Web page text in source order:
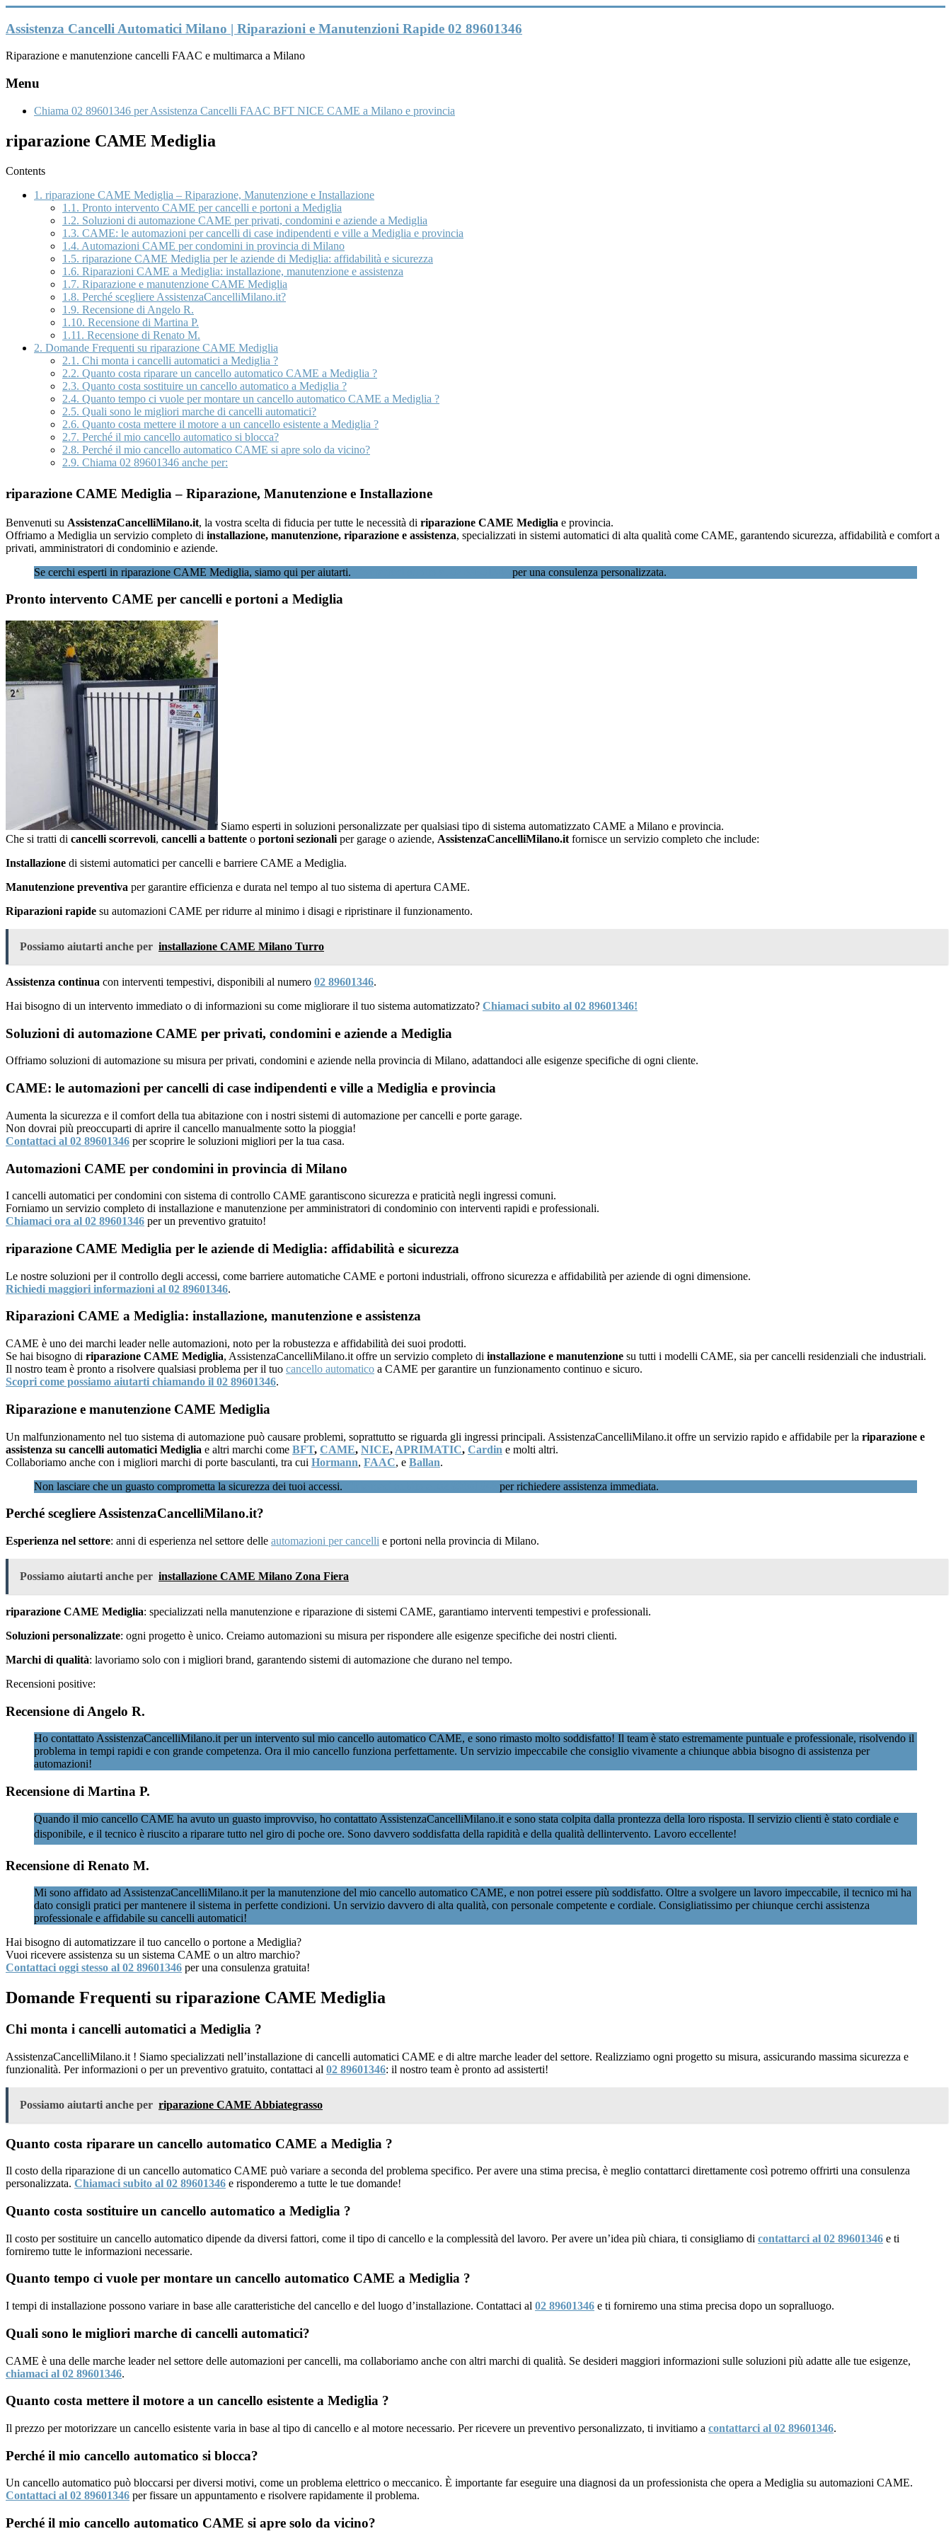
al
contenuto
Assistenza Cancelli Automatici Milano | Riparazioni e Manutenzioni Rapide 02 89601346
Riparazione e manutenzione cancelli FAAC e multimarca a Milano
Menu
Chiama 02 89601346 per Assistenza Cancelli FAAC BFT NICE CAME a Milano e provincia
riparazione CAME Mediglia
Contents
1. riparazione CAME Mediglia – Riparazione, Manutenzione e Installazione
1.1. Pronto intervento CAME per cancelli e portoni a Mediglia
1.2. Soluzioni di automazione CAME per privati, condomini e aziende a Mediglia
1.3. CAME: le automazioni per cancelli di case indipendenti e ville a Mediglia e provincia
1.4. Automazioni CAME per condomini in provincia di Milano
1.5. riparazione CAME Mediglia per le aziende di Mediglia: affidabilità e sicurezza
1.6. Riparazioni CAME a Mediglia: installazione, manutenzione e assistenza
1.7. Riparazione e manutenzione CAME Mediglia
1.8. Perché scegliere AssistenzaCancelliMilano.it?
1.9. Recensione di Angelo R.
1.10. Recensione di Martina P.
1.11. Recensione di Renato M.
2. Domande Frequenti su riparazione CAME Mediglia
2.1. Chi monta i cancelli automatici a Mediglia ?
2.2. Quanto costa riparare un cancello automatico CAME a Mediglia ?
2.3. Quanto costa sostituire un cancello automatico a Mediglia ?
2.4. Quanto tempo ci vuole per montare un cancello automatico CAME a Mediglia ?
2.5. Quali sono le migliori marche di cancelli automatici?
2.6. Quanto costa mettere il motore a un cancello esistente a Mediglia ?
2.7. Perché il mio cancello automatico si blocca?
2.8. Perché il mio cancello automatico CAME si apre solo da vicino?
2.9. Chiama 02 89601346 anche per:
riparazione CAME Mediglia – Riparazione, Manutenzione e Installazione
Benvenuti su AssistenzaCancelliMilano.it, la vostra scelta di fiducia per tutte le necessità di riparazione CAME Mediglia e provincia.
Offriamo a Mediglia un servizio completo di installazione, manutenzione, riparazione e assistenza, specializzati in sistemi automatici di alta qualità come CAME, garantendo sicurezza, affidabilità e comfort a
privati, amministratori di condominio e aziende.
Se cerchi esperti in riparazione CAME Mediglia, siamo qui per aiutarti.
per una consulenza personalizzata.
Pronto intervento CAME per cancelli e portoni a Mediglia
Siamo esperti in soluzioni personalizzate per qualsiasi tipo di sistema automatizzato CAME a Milano e provincia.
Che si tratti di cancelli scorrevoli, cancelli a battente o portoni sezionali per garage o aziende, AssistenzaCancelliMilano.it fornisce un servizio completo che include:
Installazione di sistemi automatici per cancelli e barriere CAME a Mediglia.
Manutenzione preventiva per garantire efficienza e durata nel tempo al tuo sistema di apertura CAME.
Riparazioni rapide su automazioni CAME per ridurre al minimo i disagi e ripristinare il funzionamento.
Possiamo aiutarti anche per installazione CAME Milano Turro
Assistenza continua con interventi tempestivi, disponibili al numero 02 89601346.
Hai bisogno di un intervento immediato o di informazioni su come migliorare il tuo sistema automatizzato? Chiamaci subito al 02 89601346!
Soluzioni di automazione CAME per privati, condomini e aziende a Mediglia
Offriamo soluzioni di automazione su misura per privati, condomini e aziende nella provincia di Milano, adattandoci alle esigenze specifiche di ogni cliente.
CAME: le automazioni per cancelli di case indipendenti e ville a Mediglia e provincia
Aumenta la sicurezza e il comfort della tua abitazione con i nostri sistemi di automazione per cancelli e porte garage.
Non dovrai più preoccuparti di aprire il cancello manualmente sotto la pioggia!
Contattaci al 02 89601346 per scoprire le soluzioni migliori per la tua casa.
Automazioni CAME per condomini in provincia di Milano
I cancelli automatici per condomini con sistema di controllo CAME garantiscono sicurezza e praticità negli ingressi comuni.
Forniamo un servizio completo di installazione e manutenzione per amministratori di condominio con interventi rapidi e professionali.
Chiamaci ora al 02 89601346 per un preventivo gratuito!
riparazione CAME Mediglia per le aziende di Mediglia: affidabilità e sicurezza
Le nostre soluzioni per il controllo degli accessi, come barriere automatiche CAME e portoni industriali, offrono sicurezza e affidabilità per aziende di ogni dimensione.
Richiedi maggiori informazioni al 02 89601346.
Riparazioni CAME a Mediglia: installazione, manutenzione e assistenza
CAME è uno dei marchi leader nelle automazioni, noto per la robustezza e affidabilità dei suoi prodotti.
Se hai bisogno di riparazione CAME Mediglia, AssistenzaCancelliMilano.it offre un servizio completo di installazione e manutenzione su tutti i modelli CAME, sia per cancelli residenziali che industriali.
Il nostro team è pronto a risolvere qualsiasi problema per il tuo cancello automatico a CAME per garantire un funzionamento continuo e sicuro.
Scopri come possiamo aiutarti chiamando il 02 89601346.
Riparazione e manutenzione CAME Mediglia
Un malfunzionamento nel tuo sistema di automazione può causare problemi, soprattutto se riguarda gli ingressi principali. AssistenzaCancelliMilano.it offre un servizio rapido e affidabile per la riparazione e
assistenza su cancelli automatici Mediglia e altri marchi come BFT, CAME, NICE, APRIMATIC, Cardin e molti altri.
Collaboriamo anche con i migliori marchi di porte basculanti, tra cui Hormann, FAAC, e Ballan.
Non lasciare che un guasto comprometta la sicurezza dei tuoi accessi.
per richiedere assistenza immediata.
Perché scegliere AssistenzaCancelliMilano.it?
Esperienza nel settore: anni di esperienza nel settore delle automazioni per cancelli e portoni nella provincia di Milano.
Possiamo aiutarti anche per installazione CAME Milano Zona Fiera
riparazione CAME Mediglia: specializzati nella manutenzione e riparazione di sistemi CAME, garantiamo interventi tempestivi e professionali.
Soluzioni personalizzate: ogni progetto è unico. Creiamo automazioni su misura per rispondere alle esigenze specifiche dei nostri clienti.
Marchi di qualità: lavoriamo solo con i migliori brand, garantendo sistemi di automazione che durano nel tempo.
Recensioni positive:
Recensione di Angelo R.
Ho contattato AssistenzaCancelliMilano.it per un intervento sul mio cancello automatico CAME, e sono rimasto molto soddisfatto! Il team è stato estremamente puntuale e professionale, risolvendo il
problema in tempi rapidi e con grande competenza. Ora il mio cancello funziona perfettamente. Un servizio impeccabile che consiglio vivamente a chiunque abbia bisogno di assistenza per
automazioni!
Recensione di Martina P.
Quando il mio cancello CAME ha avuto un guasto improvviso, ho contattato AssistenzaCancelliMilano.it e sono stata colpita dalla prontezza della loro risposta. Il servizio clienti è stato cordiale e
disponibile, e il tecnico è riuscito a riparare tutto nel giro di poche ore. Sono davvero soddisfatta della rapidità e della qualità dellintervento. Lavoro eccellente!
Recensione di Renato M.
Mi sono affidato ad AssistenzaCancelliMilano.it per la manutenzione del mio cancello automatico CAME, e non potrei essere più soddisfatto. Oltre a svolgere un lavoro impeccabile, il tecnico mi ha
dato consigli pratici per mantenere il sistema in perfette condizioni. Un servizio davvero di alta qualità, con personale competente e cordiale. Consigliatissimo per chiunque cerchi assistenza
professionale e affidabile su cancelli automatici!
Hai bisogno di automatizzare il tuo cancello o portone a Mediglia?
Vuoi ricevere assistenza su un sistema CAME o un altro marchio?
Contattaci oggi stesso al 02 89601346 per una consulenza gratuita!
Domande Frequenti su riparazione CAME Mediglia
Chi monta i cancelli automatici a Mediglia ?
AssistenzaCancelliMilano.it ! Siamo specializzati nell’installazione di cancelli automatici CAME e di altre marche leader del settore. Realizziamo ogni progetto su misura, assicurando massima sicurezza e
funzionalità. Per informazioni o per un preventivo gratuito, contattaci al 02 89601346: il nostro team è pronto ad assisterti!
Possiamo aiutarti anche per riparazione CAME Abbiategrasso
Quanto costa riparare un cancello automatico CAME a Mediglia ?
Il costo della riparazione di un cancello automatico CAME può variare a seconda del problema specifico. Per avere una stima precisa, è meglio contattarci direttamente così potremo offrirti una consulenza
personalizzata. Chiamaci subito al 02 89601346 e risponderemo a tutte le tue domande!
Quanto costa sostituire un cancello automatico a Mediglia ?
Il costo per sostituire un cancello automatico dipende da diversi fattori, come il tipo di cancello e la complessità del lavoro. Per avere un’idea più chiara, ti consigliamo di contattarci al 02 89601346 e ti
forniremo tutte le informazioni necessarie.
Quanto tempo ci vuole per montare un cancello automatico CAME a Mediglia ?
I tempi di installazione possono variare in base alle caratteristiche del cancello e del luogo d’installazione. Contattaci al 02 89601346 e ti forniremo una stima precisa dopo un sopralluogo.
Quali sono le migliori marche di cancelli automatici?
CAME è una delle marche leader nel settore delle automazioni per cancelli, ma collaboriamo anche con altri marchi di qualità. Se desideri maggiori informazioni sulle soluzioni più adatte alle tue esigenze,
chiamaci al 02 89601346.
Quanto costa mettere il motore a un cancello esistente a Mediglia ?
Il prezzo per motorizzare un cancello esistente varia in base al tipo di cancello e al motore necessario. Per ricevere un preventivo personalizzato, ti invitiamo a contattarci al 02 89601346.
Perché il mio cancello automatico si blocca?
Un cancello automatico può bloccarsi per diversi motivi, come un problema elettrico o meccanico. È importante far eseguire una diagnosi da un professionista che opera a Mediglia su automazioni CAME.
Contattaci al 02 89601346 per fissare un appuntamento e risolvere rapidamente il problema.
Perché il mio cancello automatico CAME si apre solo da vicino?